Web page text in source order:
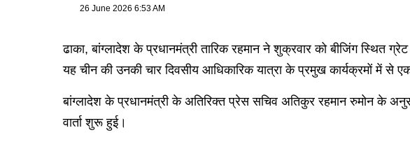
26 June 2026 6:53 AM
ढाका, बांग्लादेश के प्रधानमंत्री तारिक रहमान ने शुक्रवार को बीजिंग स्थित
यह चीन की उनकी चार दिवसीय आधिकारिक यात्रा के प्रमुख कार्यक्रमों में से
बांग्लादेश के प्रधानमंत्री के अतिरिक्त प्रेस सचिव अतिकुर रहमान रुमोन के
वार्ता शुरू हुई।